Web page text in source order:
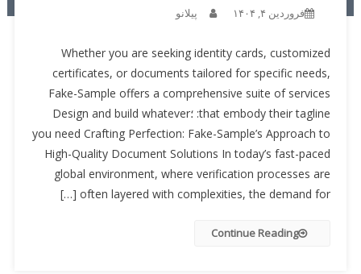
فروردین ۴, ۱۴۰۴ پیلانو
Whether you are seeking identity cards, customized
certificates, or documents tailored for specific needs,
Fake-Sample offers a comprehensive suite of services
that embody their tagline: ؛Design and build whatever
you need Crafting Perfection: Fake-Sample’s Approach to
High-Quality Document Solutions In today’s fast-paced
global environment, where verification processes are
often layered with complexities, the demand for […]
Continue Reading